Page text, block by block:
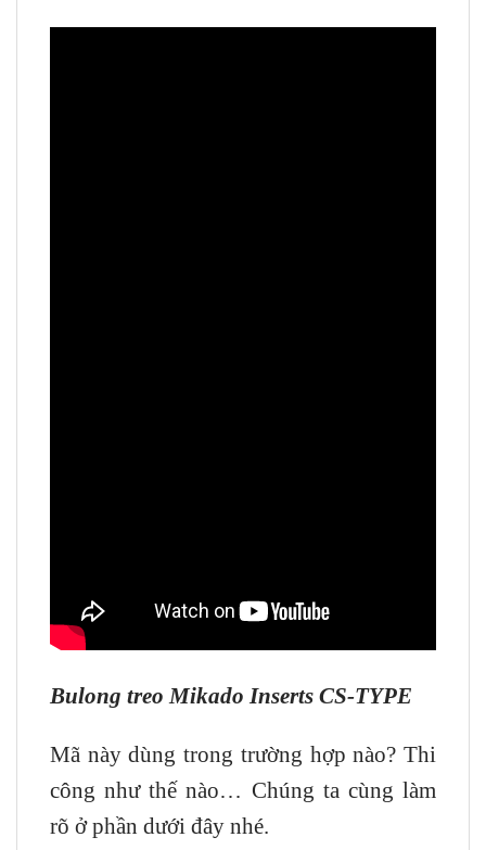
Bulong treo Mikado Inserts CS-TYPE
Mã này dùng trong trường hợp nào? Thi
công như thế nào… Chúng ta cùng làm
rõ ở phần dưới đây nhé.